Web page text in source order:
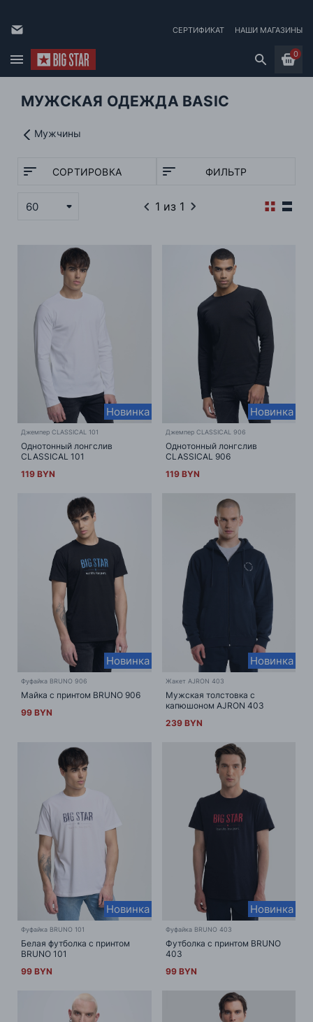
СЕРТИФИКАТ НАШИ МАГАЗИНЫ
0
МУЖСКАЯ ОДЕЖДА BASIC
Мужчины
СОРТИРОВКА ФИЛЬТР
60 1 из 1
Новинка
Джемпер CLASSICAL 101
Однотонный лонгслив
CLASSICAL 101
119 BYN
Новинка
Джемпер CLASSICAL 906
Однотонный лонгслив
CLASSICAL 906
119 BYN
Новинка
Фуфайка BRUNO 906
Майка с принтом BRUNO 906
99 BYN
Новинка
Жакет AJRON 403
Мужская толстовка с
капюшоном AJRON 403
239 BYN
Новинка
Фуфайка BRUNO 101
Белая футболка с принтом
BRUNO 101
99 BYN
Новинка
Фуфайка BRUNO 403
Футболка с принтом BRUNO
403
99 BYN